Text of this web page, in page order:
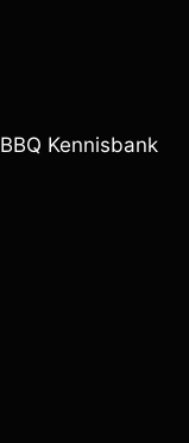
BBQ Kennisbank